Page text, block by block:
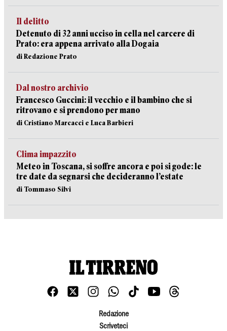
Il delitto
Detenuto di 32 anni ucciso in cella nel carcere di
Prato: era appena arrivato alla Dogaia
di Redazione Prato
Dal nostro archivio
Francesco Guccini: il vecchio e il bambino che si
ritrovano e si prendono per mano
di Cristiano Marcacci e Luca Barbieri
Clima impazzito
Meteo in Toscana, si soffre ancora e poi si gode: le
tre date da segnarsi che decideranno l’estate
di Tommaso Silvi
Redazione
Scriveteci